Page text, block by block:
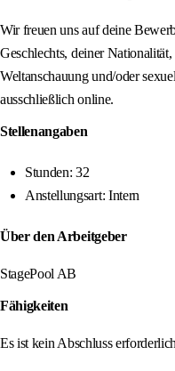
Wir freuen uns auf deine
Geschlechts, deiner
Weltanschauung und/oder
ausschließlich online.
Stellenangaben
Stunden: 32
Anstellungsart: Intern
Über den Arbeitgeber
StagePool AB
Fähigkeiten
Es ist kein Abschluss